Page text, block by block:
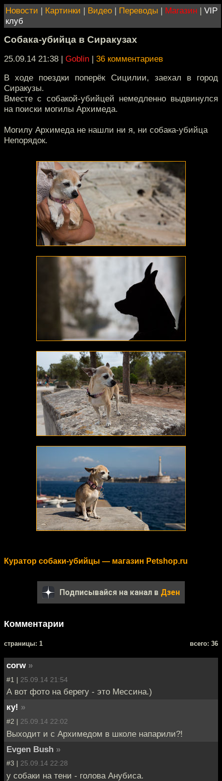
Новости | Картинки | Видео | Переводы | Магазин | VIP
клуб
Собака-убийца в Сиракузах
25.09.14 21:38 | Goblin | 36 комментариев
В ходе поездки поперёк Сицилии, заехал в город
Сиракузы.
Вместе с собакой-убийцей немедленно выдвинулся
на поиски могилы Архимеда.
Могилу Архимеда не нашли ни я, ни собака-убийца
Непорядок.
Куратор собаки-убийцы — магазин Petshop.ru
Подписывайся на канал в Дзен
Комментарии
cтраницы: 1 всего: 36
corw »
#1 | 25.09.14 21:54
А вот фото на берегу - это Мессина.)
ку! »
#2 | 25.09.14 22:02
Выходит и с Архимедом в школе напарили?!
Evgen Bush »
#3 | 25.09.14 22:28
у собаки на тени - голова Анубиса.